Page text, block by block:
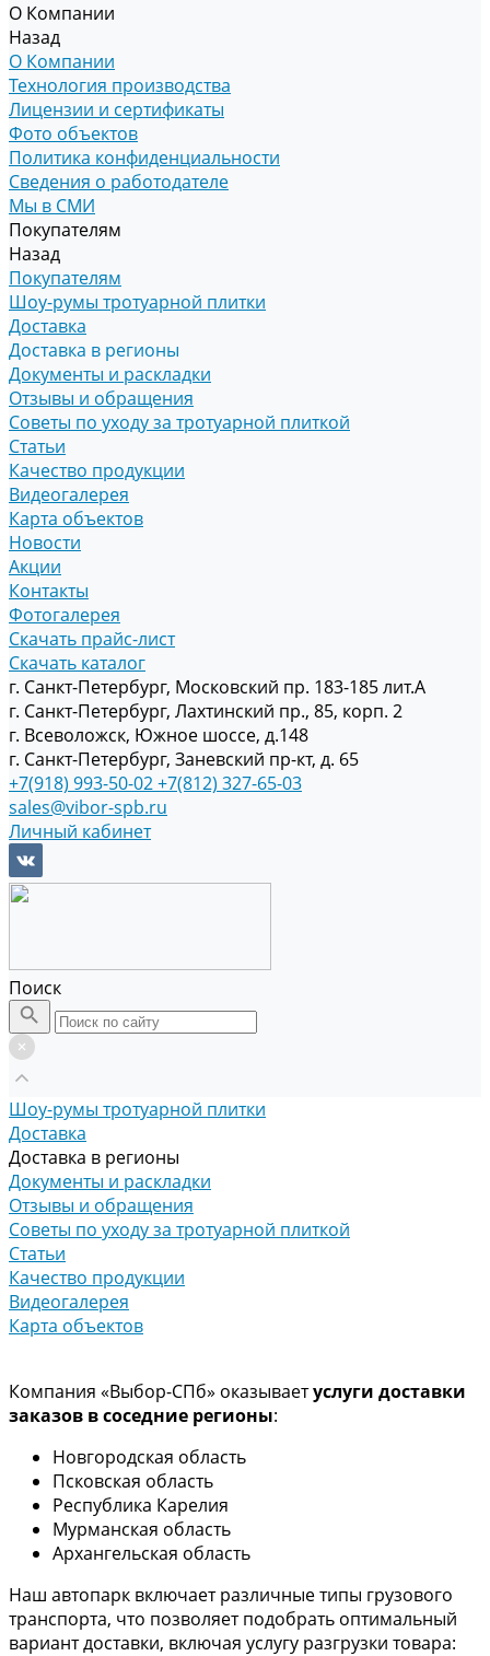
О Компании
Назад
О Компании
Технология производства
Лицензии и сертификаты
Фото объектов
Политика конфиденциальности
Сведения о работодателе
Мы в СМИ
Покупателям
Назад
Покупателям
Шоу-румы тротуарной плитки
Доставка
Доставка в регионы
Документы и раскладки
Отзывы и обращения
Советы по уходу за тротуарной плиткой
Статьи
Качество продукции
Видеогалерея
Карта объектов
Новости
Акции
Контакты
Фотогалерея
Скачать прайс-лист
Скачать каталог
г. Санкт-Петербург, Московский пр. 183-185 лит.А
г. Санкт-Петербург, Лахтинский пр., 85, корп. 2
г. Всеволожск, Южное шоссе, д.148
г. Санкт-Петербург, Заневский пр-кт, д. 65
+7(918) 993-50-02+7(812) 327-65-03
sales@vibor-spb.ru
Личный кабинет
Поиск
Шоу-румы тротуарной плитки
Доставка
Доставка в регионы
Документы и раскладки
Отзывы и обращения
Советы по уходу за тротуарной плиткой
Статьи
Качество продукции
Видеогалерея
Карта объектов
Компания «Выбор-СПб» оказываетуслуги доставки
заказов в соседние регионы:
Новгородская область
Псковская область
Республика Карелия
Мурманская область
Архангельская область
Наш автопарк включает различные типы грузового
транспорта, что позволяет подобрать оптимальный
вариант доставки, включая услугу разгрузки товара: